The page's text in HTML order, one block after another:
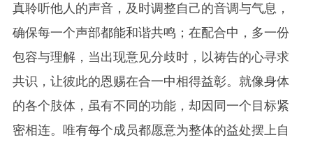
真聆听他人的声音，及时调整自己的音调与气息，
确保每一个声部都能和谐共鸣；在配合中，多一份
包容与理解，当出现意见分歧时，以祷告的心寻求
共识，让彼此的恩赐在合一中相得益彰。就像身体
的各个肢体，虽有不同的功能，却因同一个目标紧
密相连。唯有每个成员都愿意为整体的益处摆上自